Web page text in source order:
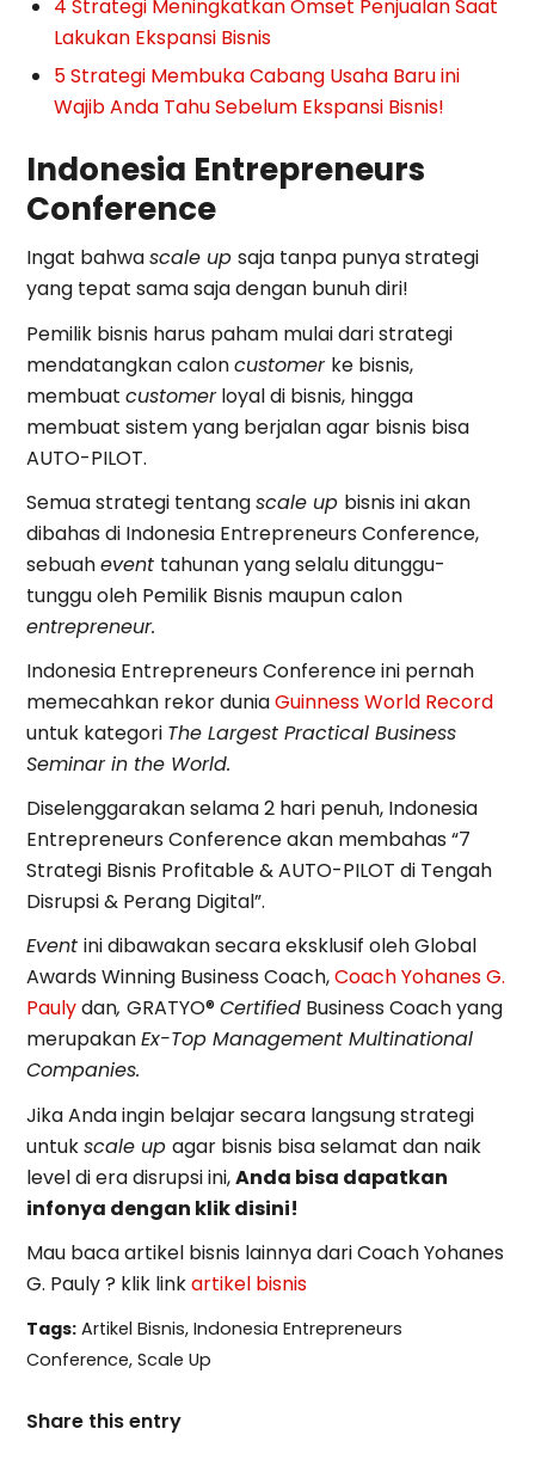
4 Strategi Meningkatkan Omset Penjualan Saat
Lakukan Ekspansi Bisnis
5 Strategi Membuka Cabang Usaha Baru ini
Wajib Anda Tahu Sebelum Ekspansi Bisnis!
Indonesia Entrepreneurs
Conference
Ingat bahwascale upsaja tanpa punya strategi
yang tepat sama saja dengan bunuh diri!
Pemilik bisnis harus paham mulai dari strategi
mendatangkan caloncustomer ke bisnis,
membuatcustomerloyal di bisnis, hingga
membuat sistem yang berjalan agar bisnis bisa
AUTO-PILOT.
Semua strategi tentangscale up bisnis ini akan
dibahas di Indonesia Entrepreneurs Conference,
sebuahevent tahunan yang selalu ditunggu-
tunggu oleh Pemilik Bisnis maupun calon
entrepreneur.
Indonesia Entrepreneurs Conference ini pernah
memecahkan rekor duniaGuinness World Record
untuk kategori The Largest Practical Business
Seminar in the World.
Diselenggarakan selama 2 hari penuh, Indonesia
Entrepreneurs Conference akan membahas “7
Strategi Bisnis Profitable & AUTO-PILOT di Tengah
Disrupsi & Perang Digital”.
Eventini dibawakan secara eksklusif oleh Global
Awards Winning Business Coach,Coach Yohanes G.
Paulydan,GRATYO®Certified Business Coach yang
merupakanEx-Top Management Multinational
Companies.
Jika Anda ingin belajar secara langsung strategi
untukscale upagar bisnis bisa selamat dan naik
level di era disrupsi ini,Anda bisa dapatkan
infonya dengan klik disini!
Mau baca artikel bisnis lainnya dari Coach Yohanes
G. Pauly ? klik linkartikel bisnis
Tags: Artikel Bisnis,Indonesia Entrepreneurs
Conference,Scale Up
Share this entry